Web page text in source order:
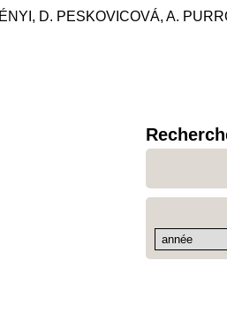
D. PESKOVICOVÁ, A.